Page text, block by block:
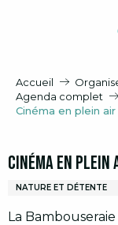
Accueil
Agenda complet
Cinéma en plein
Cinéma en plein
NATURE ET DÉTENTE
La